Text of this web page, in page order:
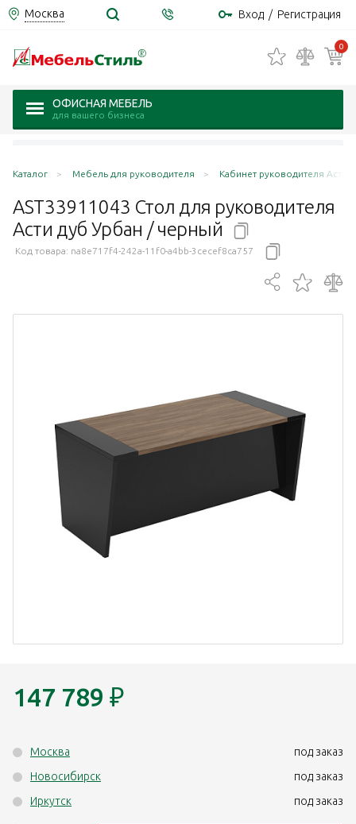
Москва Вход / Регистрация
0
ОФИСНАЯ МЕБЕЛЬ
для вашего бизнеса
Каталог Мебель для руководителя Кабинет руководителя Асти /
AST33911043 Стол для руководителя
Асти дуб Урбан /черный
Код товара: na8e717f4-242a-11f0-a4bb-3cecef8ca757
147 789 ₽
Москва
под заказ
Новосибирск
под заказ
Иркутск
под заказ